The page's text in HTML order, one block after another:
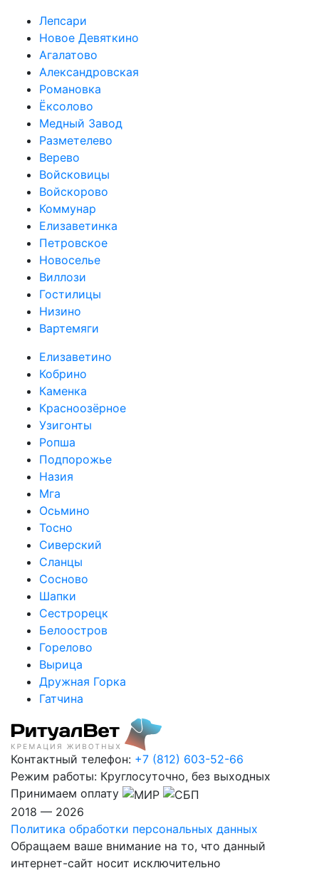
Лепсари
Новое Девяткино
Агалатово
Александровская
Романовка
Ёксолово
Медный Завод
Разметелево
Верево
Войсковицы
Войскорово
Коммунар
Елизаветинка
Петровское
Новоселье
Виллози
Гостилицы
Низино
Вартемяги
Елизаветино
Кобрино
Каменка
Красноозёрное
Узигонты
Ропша
Подпорожье
Назия
Мга
Осьмино
Тосно
Сиверский
Сланцы
Сосново
Шапки
Сестрорецк
Белоостров
Горелово
Вырица
Дружная Горка
Гатчина
Контактный телефон: +7 (812) 603-52-66
Режим работы: Круглосуточно, без выходных
Принимаем оплату
2018 — 2026
Политика обработки персональных данных
Обращаем ваше внимание на то, что данный
интернет-сайт носит исключительно